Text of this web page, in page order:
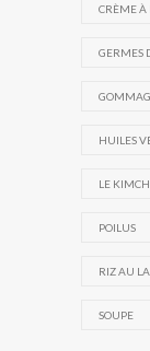
CRÈME À
GERMES
HUILES
LE
POILUS
RIZ AU
SOUPE